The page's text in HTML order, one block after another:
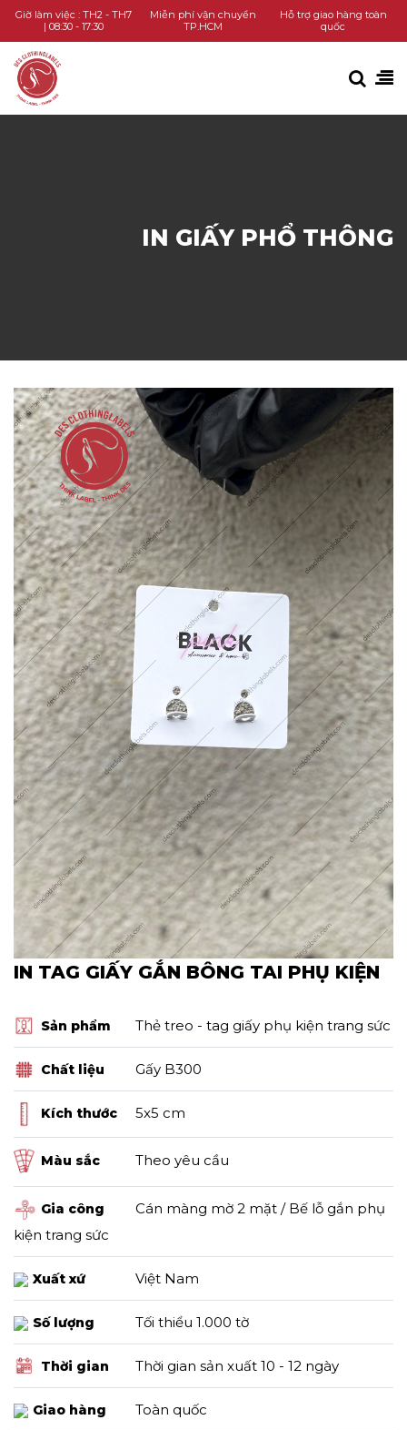
Giờ làm việc : TH2 - TH7
| 08:30 - 17:30
Miễn phí vận chuyển
TP.HCM
Hỗ trợ giao hàng toàn
quốc
IN GIẤY PHỔ THÔNG
IN TAG GIẤY GẮN BÔNG TAI PHỤ KIỆN
Sản phẩm Thẻ treo - tag giấy phụ kiện trang sức
Chất liệu Gấy B300
Kích thước 5x5 cm
Màu sắc Theo yêu cầu
Gia công
Cán màng mờ 2 mặt / Bế lỗ gắn phụ
kiện trang sức
Xuất xứ Việt Nam
Số lượng Tối thiểu 1.000 tờ
Thời gian Thời gian sản xuất 10 - 12 ngày
Giao hàng Toàn quốc
TRANG CHỦ
DANH MỤC SẢN PHẨM
KIẾN THỨC
GỌI HOTLINE